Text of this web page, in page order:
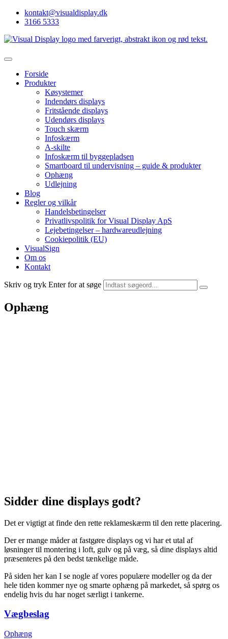
kontakt@visualdisplay.dk
3166 5333
Forside
Produkter
Køsystemer
Indendørs displays
Fritstående displays
Udendørs displays
Touch skærm
Infoskærm
A-skilte
Infoskærm til byggepladsen
Smartboard til undervisning – guide & produkter
Ophæng
Udlejning
Blog
Regler og vilkår
Handelsbetingelser
Privatlivspolitik for Visual Display ApS
Lejebetingelser – hardwareudlejning
Cookiepolitik (EU)
VisualSign
Om os
Kontakt
Skriv og tryk Enter for at søge
Ophæng
Sidder dine displays godt?
Det er vigtigt at finde den rette reklameskærm til den rette placering.
Der er mange måder at fastgøre displays og vi har et utal af
løsninger til montering i loft, gulv og på væg, så dine displays altid
præsenteres på den bedst tænkelige måde.
På siden her kan I se nogle af vores populære modeller og da der
hele tiden kommer nye og smarte ophæng på markedet, så spørg os
endelig hvis du har noget særligt i tankerne.
Vægbeslag
Ophæng